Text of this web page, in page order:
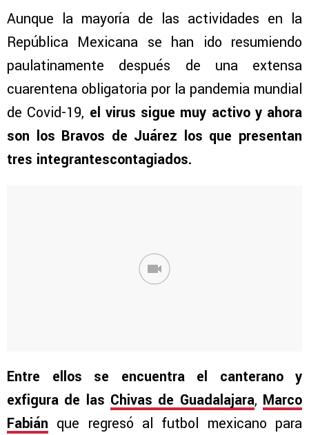
Aunque la mayoría de las actividades en la
República Mexicana se han ido resumiendo
paulatinamente después de una extensa
cuarentena obligatoria por la pandemia mundial
de Covid-19, el virus sigue muy activo y ahora
son los Bravos de Juárez los que presentan
tres integrantescontagiados.
Entre ellos se encuentra el canterano y
exfigura de las Chivas de Guadalajara, Marco
Fabián que regresó al futbol mexicano para